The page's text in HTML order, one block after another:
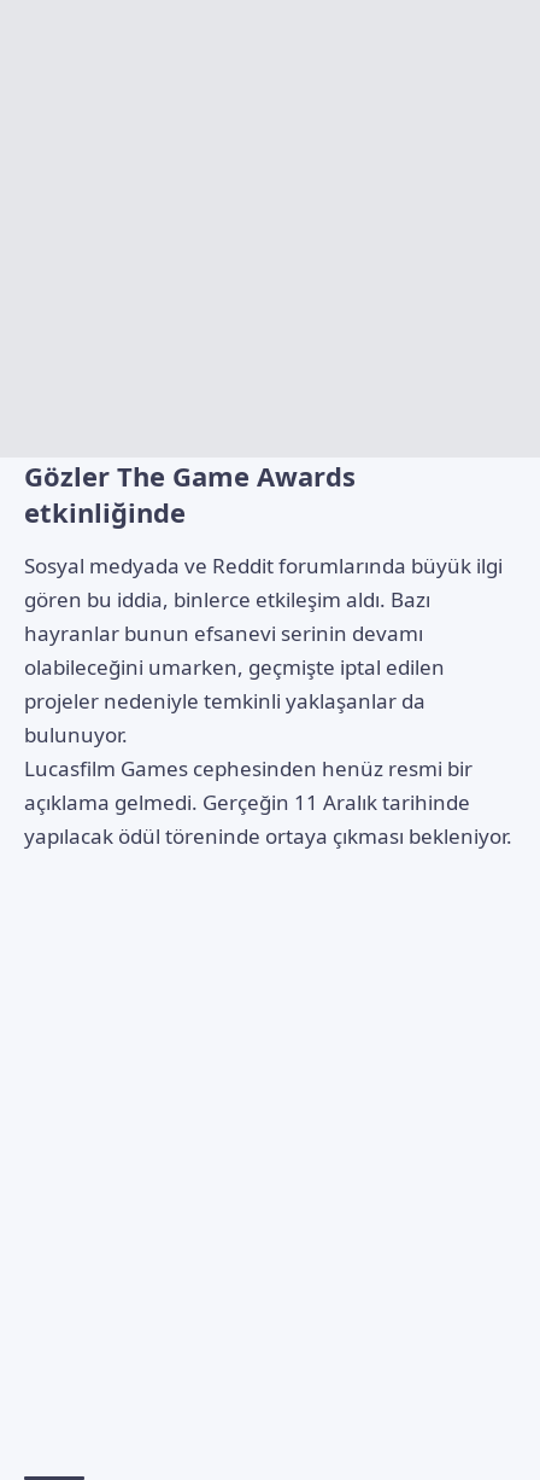
Gözler The Game Awards
etkinliğinde
Sosyal medyada ve Reddit forumlarında büyük ilgi
gören bu iddia, binlerce etkileşim aldı. Bazı
hayranlar bunun efsanevi serinin devamı
olabileceğini umarken, geçmişte iptal edilen
projeler nedeniyle temkinli yaklaşanlar da
bulunuyor.
Lucasfilm Games cephesinden henüz resmi bir
açıklama gelmedi. Gerçeğin 11 Aralık tarihinde
yapılacak ödül töreninde ortaya çıkması bekleniyor.